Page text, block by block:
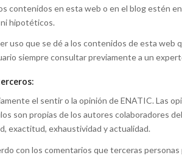
contenidos en esta web o en el blog estén
hipotéticos.
uso que se dé a los contenidos de esta web
siempre consultar previamente a un
el sentir o la opinión de ENATIC. Las
son propias de los autores colaboradores
exactitud, exhaustividad y actualidad.
con los comentarios que terceras personas